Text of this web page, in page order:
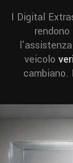
I Digital
l’assistenza
veicolo
cambiano.